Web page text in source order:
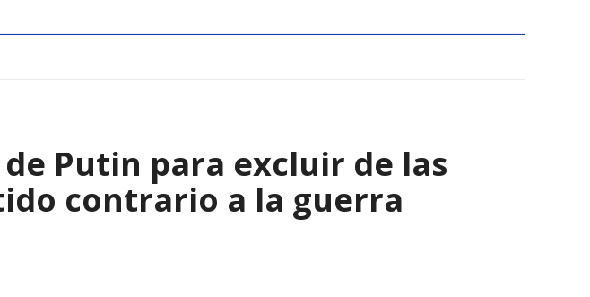
Putin para excluir de las
contrario a la guerra